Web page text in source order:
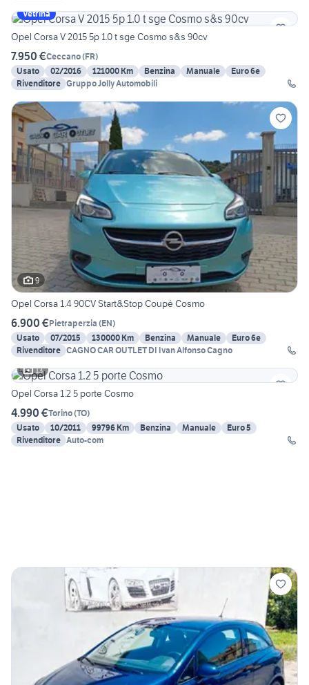
Vetrina
Opel Corsa V 2015 5p 1.0 t sge Cosmo s&s 90cv
7.950 €Ceccano(FR)
Usato
02/2016 121000 Km Benzina Manuale
Euro 6e
Rivenditore Gruppo Jolly Automobili
9
Opel Corsa 1.4 90CV Start&Stop Coupé Cosmo
6.900 €Pietraperzia (EN)
Usato
07/2015 130000 Km Benzina Manuale
Euro 6e
Rivenditore
CAGNO CAR OUTLET DI Ivan Alfonso Cagno
13
Opel Corsa 1.2 5 porte Cosmo
4.990 €Torino(TO)
Usato
10/2011 99796 Km Benzina Manuale
Euro 5
Rivenditore Auto-com